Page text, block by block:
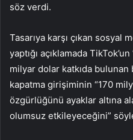
söz verdi.
Tasarıya karşı çıkan
yaptığı açıklamada
milyar dolar katkıda
kapatma girişiminin “170
özgürlüğünü ayaklar altına
olumsuz etkileyeceğini”